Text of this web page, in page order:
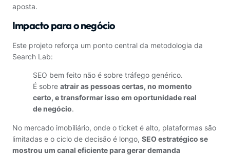
aposta.
Impacto para o negócio
Este projeto reforça um ponto central da metodologia da
Search Lab:
SEO bem feito não é sobre tráfego genérico.
É sobre atrair as pessoas certas, no momento
certo, e transformar isso em oportunidade real
de negócio.
No mercado imobiliário, onde o ticket é alto, plataformas são
limitadas e o ciclo de decisão é longo, SEO estratégico se
mostrou um canal eficiente para gerar demanda